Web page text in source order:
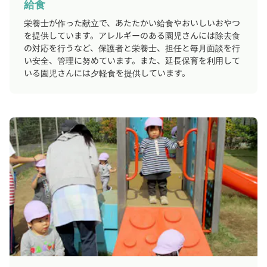
給食
栄養士が作った献立で、あたたかい給食やおいしいおやつ
を提供しています。アレルギーのある園児さんには除去食
の対応を行うなど、保護者と栄養士、担任と毎月面談を行
い安全、管理に努めています。また、延長保育を利用して
いる園児さんには夕軽食を提供しています。